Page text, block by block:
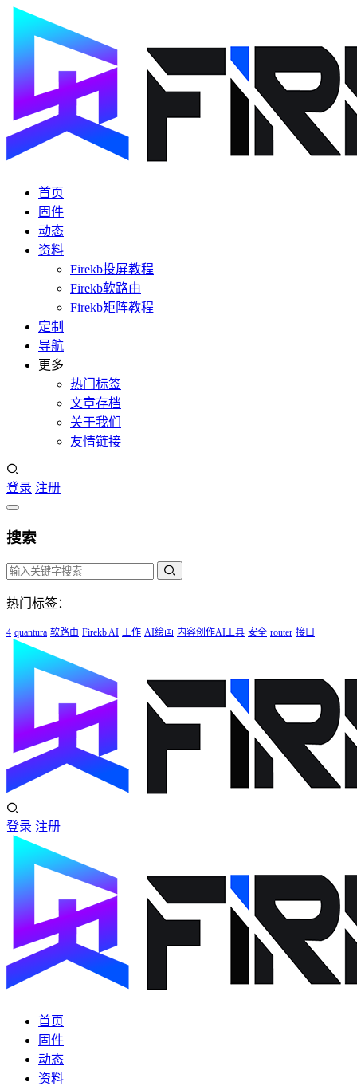
首页
固件
动态
资料
Firekb投屏教程
Firekb软路由
Firekb矩阵教程
定制
导航
更多
热门标签
文章存档
关于我们
友情链接
登录 注册
搜索
热门标签：
4 quantura 软路由 Firekb AI 工作 AI绘画 内容创作AI工具 安全 router 接口
登录 注册
首页
固件
动态
资料